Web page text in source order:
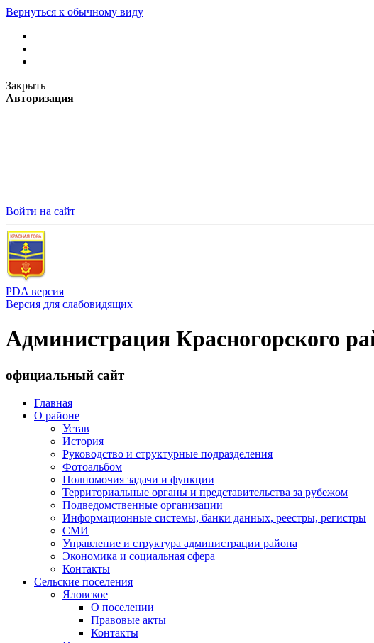
Вернуться к обычному виду
Закрыть
Авторизация
Войти на сайт
PDA версия
Версия для слабовидящих
Администрация Красногорского
официальный сайт
Главная
О районе
Устав
История
Руководство и структурные подразделения
Фотоальбом
Полномочия задачи и функции
Территориальные органы и представительства за рубежом
Подведомственные организации
Информационные системы, банки данных, реестры, регистры
СМИ
Управление и структура администрации района
Экономика и социальная сфера
Контакты
Сельские поселения
Яловское
О поселении
Правовые акты
Контакты